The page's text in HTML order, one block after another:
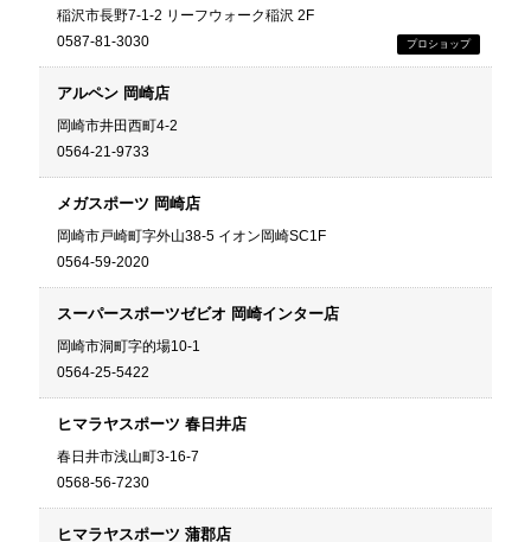
稲沢市長野7-1-2 リーフウォーク稲沢 2F
0587-81-3030
アルペン 岡崎店
岡崎市井田西町4-2
0564-21-9733
メガスポーツ 岡崎店
岡崎市戸崎町字外山38-5 イオン岡崎SC1F
0564-59-2020
スーパースポーツゼビオ 岡崎インター店
岡崎市洞町字的場10-1
0564-25-5422
ヒマラヤスポーツ 春日井店
春日井市浅山町3-16-7
0568-56-7230
ヒマラヤスポーツ 蒲郡店